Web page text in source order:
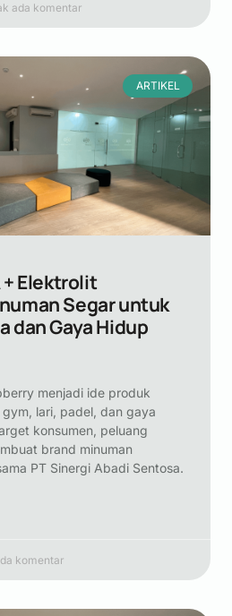
ada komentar
ARTIKEL
+ Elektrolit
Segar untuk
dan Gaya Hidup
menjadi ide produk
lari, padel, dan gaya
konsumen, peluang
brand minuman
PT Sinergi Abadi Sentosa.
komentar